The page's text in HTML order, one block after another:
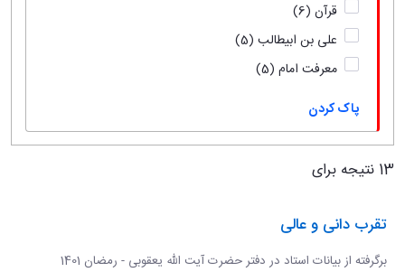
قرآن (6)
علی بن ابیطالب (5)
معرفت امام (5)
پاک کردن
13 نتیجه برای
تقرب دانی و عالی
برگرفته از بیانات استاد در دفتر حضرت آیت الله یعقوبی - رمضان 1401